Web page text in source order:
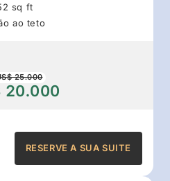
sq ft
ao teto
25.000
20.000
RESERVE A SUA SUITE